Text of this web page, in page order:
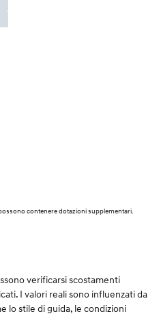
contenere dotazioni supplementari.
verificarsi scostamenti
I valori reali sono influenzati da
lo stile di guida, le condizioni